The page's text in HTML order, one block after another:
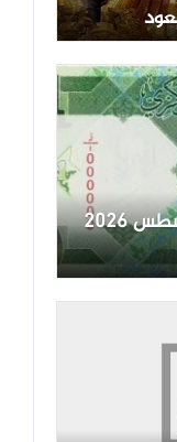
سعر الريال القطري السبت 8 أغسطس 2026